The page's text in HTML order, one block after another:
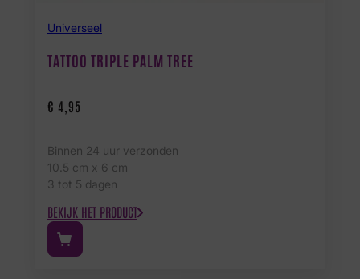
Universeel
TATTOO TRIPLE PALM TREE
€ 4,95
Binnen 24 uur verzonden
10.5 cm x 6 cm
3 tot 5 dagen
BEKIJK HET PRODUCT